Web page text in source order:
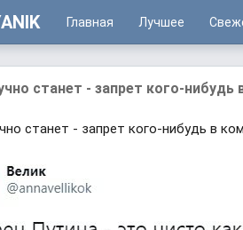
Главная Лучшее
станет - запрет кого-нибудь
станет - запрет кого-нибудь в